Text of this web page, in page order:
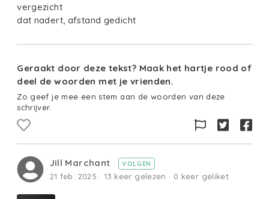
vergezicht
dat nadert, afstand gedicht
Geraakt door deze tekst? Maak het hartje rood of
deel de woorden met je vrienden.
Zo geef je mee een stem aan de woorden van deze
schrijver.
Jill Marchant VOLGEN
21 feb. 2025 · 13 keer gelezen · 0 keer geliket